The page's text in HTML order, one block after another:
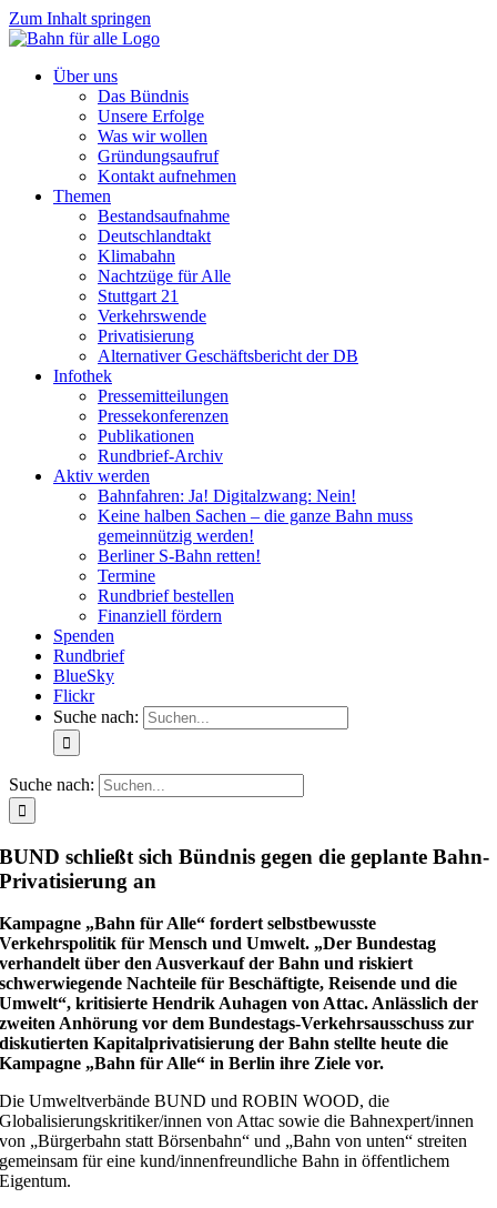
Zum Inhalt springen
Über uns
Das Bündnis
Unsere Erfolge
Was wir wollen
Gründungsaufruf
Kontakt aufnehmen
Themen
Bestandsaufnahme
Deutschlandtakt
Klimabahn
Nachtzüge für Alle
Stuttgart 21
Verkehrswende
Privatisierung
Alternativer Geschäftsbericht der DB
Infothek
Pressemitteilungen
Pressekonferenzen
Publikationen
Rundbrief-Archiv
Aktiv werden
Bahnfahren: Ja! Digitalzwang: Nein!
Keine halben Sachen – die ganze Bahn muss
gemeinnützig werden!
Berliner S-Bahn retten!
Termine
Rundbrief bestellen
Finanziell fördern
Spenden
Rundbrief
BlueSky
Flickr
Suche nach:
Suche nach:
BUND schließt sich Bündnis gegen die geplante Bahn-
Privatisierung an
Kampagne „Bahn für Alle“ fordert selbstbewusste
Verkehrspolitik für Mensch und Umwelt. „Der Bundestag
verhandelt über den Ausverkauf der Bahn und riskiert
schwerwiegende Nachteile für Beschäftigte, Reisende und die
Umwelt“, kritisierte Hendrik Auhagen von Attac. Anlässlich der
zweiten Anhörung vor dem Bundestags-Verkehrsausschuss zur
diskutierten Kapitalprivatisierung der Bahn stellte heute die
Kampagne „Bahn für Alle“ in Berlin ihre Ziele vor.
Die Umweltverbände BUND und ROBIN WOOD, die
Globalisierungskritiker/innen von Attac sowie die Bahnexpert/innen
von „Bürgerbahn statt Börsenbahn“ und „Bahn von unten“ streiten
gemeinsam für eine kund/innenfreundliche Bahn in öffentlichem
Eigentum.